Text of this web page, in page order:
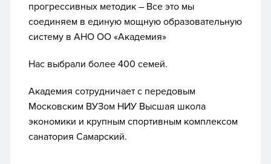
прогрессивных методик – Все это мы
соединяем в единую мощную образовательную
систему в АНО ОО «Академия»
Нас выбрали более 400 семей.
Академия сотрудничает с передовым
Московским ВУЗом НИУ Высшая школа
экономики и крупным спортивным комплексом
санатория Самарский.